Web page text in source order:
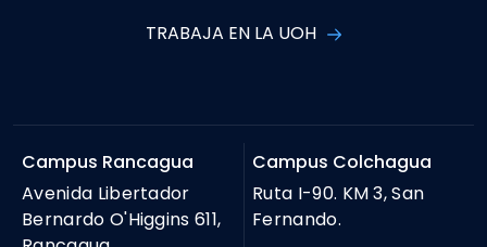
TRABAJA EN LA UOH
Campus Rancagua
Avenida Libertador
Bernardo O'Higgins 611,
Campus Colchagua
Ruta I-90. KM 3, San
Fernando.